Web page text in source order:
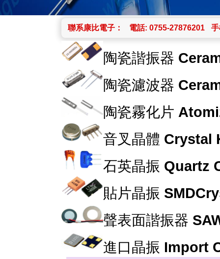
聯系康比電子： 電話: 0755-27876201
陶瓷諧振器
陶瓷濾波器
陶瓷霧化片
音叉晶體 Crystal
石英晶振 Quartz
貼片晶振
聲表面諧振器
進口晶振 Import